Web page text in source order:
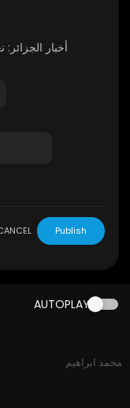
Publish
AUTOPLAY
2:00
محمد ابراهيم